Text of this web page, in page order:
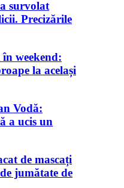
survolat
Precizările
weekend:
la același
Vodă:
a ucis un
de mascați
jumătate de